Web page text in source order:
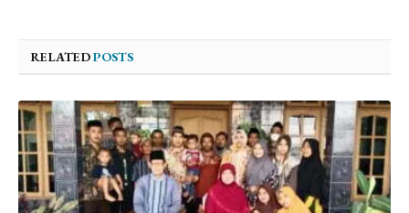
RELATEDPOSTS